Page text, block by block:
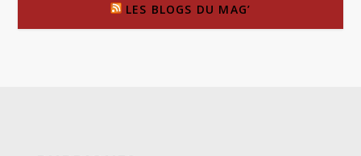
LES BLOGS DU MAG’